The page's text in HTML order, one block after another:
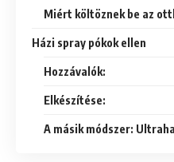
Miért költöznek be az
Házi spray pókok ellen
Hozzávalók:
Elkészítése:
A másik módszer: